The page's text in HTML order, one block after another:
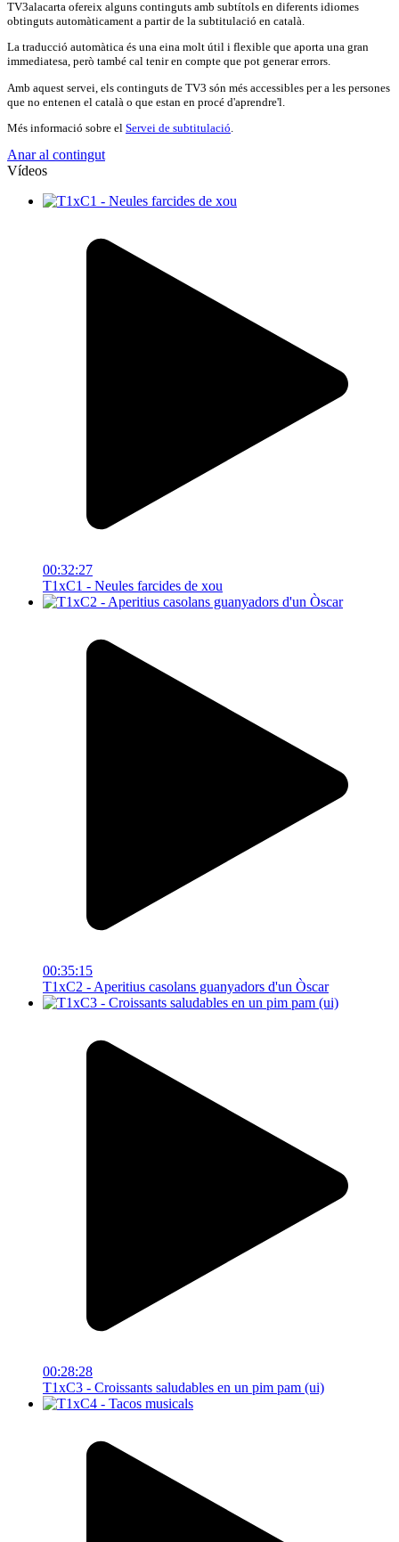
TV3alacarta ofereix alguns continguts amb subtítols en diferents idiomes
obtinguts automàticament a partir de la subtitulació en català.
La traducció automàtica és una eina molt útil i flexible que aporta una gran
immediatesa, però també cal tenir en compte que pot generar errors.
Amb aquest servei, els continguts de TV3 són més accessibles per a les persones
que no entenen el català o que estan en procé d'aprendre'l.
Més informació sobre el Servei de subtitulació.
Anar al contingut
Vídeos
00:32:27
T1xC1 - Neules farcides de xou
00:35:15
T1xC2 - Aperitius casolans guanyadors d'un Òscar
00:28:28
T1xC3 - Croissants saludables en un pim pam (ui)